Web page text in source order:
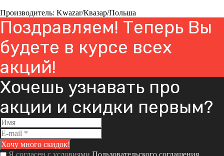
Производитель: Kwazar/Квазар/Польша
Поздравляем! Теперь Вы
будете в курсе всех
акций!
Хочешь узнавать про
акции и скидки первым?